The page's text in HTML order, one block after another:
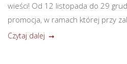
wieści! Od 12 listopada do 29
promocja, w ramach której przy
Czytaj dalej